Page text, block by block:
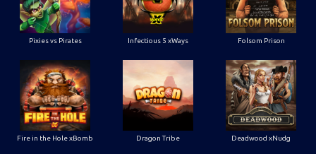
Pixies vs Pirates Infectious 5 xWays Folsom Prison
Fire in the Hole xBomb Dragon Tribe Deadwood xNudg